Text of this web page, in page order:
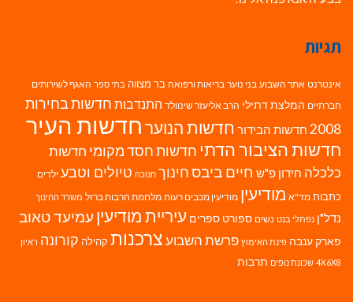
תגיות
אינטרנט אתר השבוע בני נוער בריאות ורפואה בר מצווה בתי ספר האגף לשירותים
חברתיים המלצת דתילי הרב אליעזר שינוולד התנדבות חדשות בחירות
2008 חדשות הבידור חדשות הנוערחדשות העיר
חדשות הציבור הדתי חדשות חסד מקומי חדשות
כלכלה חידון פ"ש חיים ביבסחינוך חנוכה טיולים וטבע ילדים
כתבות מד"א מודיעין מודיעין מכבים רעות מלחמת חרבות ברזל משרד החינוך
נדל"ן נפתלי בנט נשים ספורט ספרים עיריית מודיעין עמיעד טאוב
פארק ענבה פינת האימוץ פרשת השבועצרכנות קהילה קורונה ראיון
4X6X8 שכונת נופים תרבות